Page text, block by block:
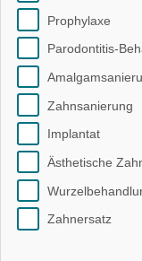
Prophylaxe
Parodontitis-
Zahnsanierung
Implantat
Ästhetische
Zahnersatz